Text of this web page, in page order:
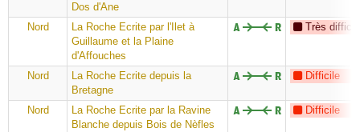
Dos d'Ane
Nord
La Roche Ecrite par l'Ilet à
Guillaume et la Plaine
d'Affouches
Très
Nord
La Roche Ecrite depuis la
Bretagne
Difficile
Nord
La Roche Ecrite par la Ravine
Blanche depuis Bois de Nèfles
Difficile